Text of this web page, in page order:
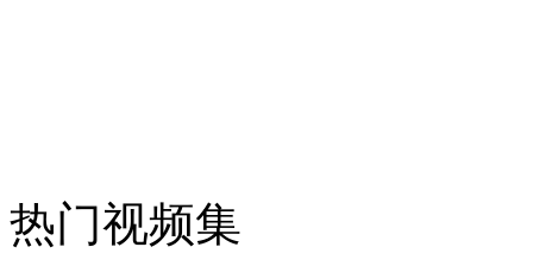
走！跟着总书记去植树
热门视频集